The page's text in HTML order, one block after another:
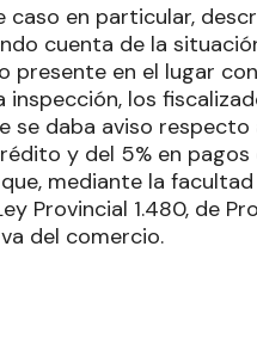
caso en particular,
cuenta de la
presente en el lugar
inspección, los
se daba aviso
y del 5% en
mediante la
Provincial 1.480, de
del comercio.